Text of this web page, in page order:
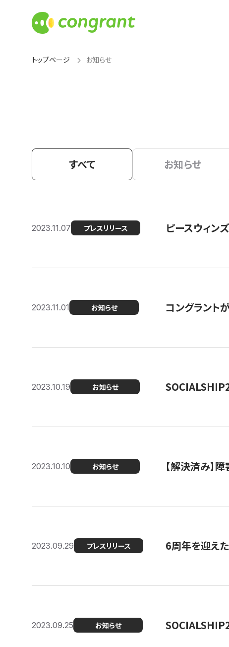
トップページ お知らせ
すべて お知らせ
2023.11.07 プレスリリース ピースウィン
2023.11.01 お知らせ コングラント
2023.10.19 お知らせ
2023.10.10 お知らせ 【解決済み】
2023.09.29 プレスリリース 6周年を迎え
2023.09.25 お知らせ